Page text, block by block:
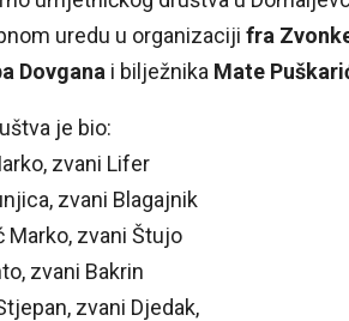
uredu u organizaciji fra
Dovgana i bilježnika Mate
je bio:
zvani Lifer
zvani Blagajnik
Marko, zvani Štujo
zvani Bakrin
zvani Djedak,